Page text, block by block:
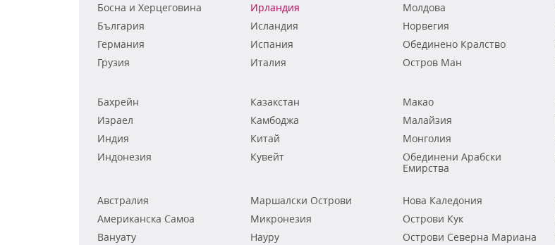
Босна и Херцеговина
България
Германия
Грузия
Ирландия
Исландия
Испания
Италия
Молдова
Норвегия
Обединено Кралство
Остров Ман
Бахрейн
Израел
Индия
Индонезия
Казакстан
Камбоджа
Китай
Кувейт
Макао
Малайзия
Монголия
Обединени Арабски
Емирства
Австралия
Американска Самоа
Вануату
Маршалски Острови
Микронезия
Науру
Нова Каледония
Острови Кук
Острови Северна Мариана